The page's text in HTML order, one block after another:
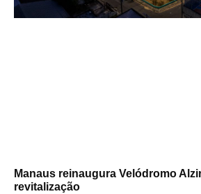
Manaus reinaugura Velódromo
revitalização